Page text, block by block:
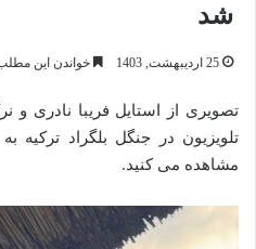
شد
25 اردیبهشت, 1403 خواندن این مطلب 1 دقیقه زمان
تصویری از استایل فریبا نادری
تلویزیون در جنگل بلگراد ترکیه
مشاهده می کنید.